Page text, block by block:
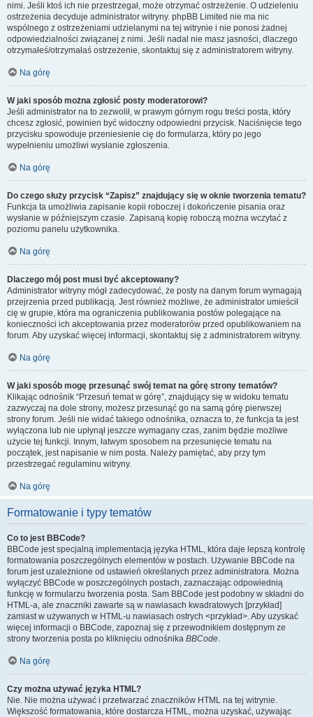
nimi. Jeśli ktoś ich nie przestrzegał, może otrzymać ostrzeżenie. O udzieleniu
ostrzeżenia decyduje administrator witryny. phpBB Limited nie ma nic
wspólnego z ostrzeżeniami udzielanymi na tej witrynie i nie ponosi żadnej
odpowiedzialności związanej z nimi. Jeśli nadal nie masz jasności, dlaczego
otrzymałeś/otrzymałaś ostrzeżenie, skontaktuj się z administratorem witryny.
Na górę
W jaki sposób można zgłosić posty moderatorowi?
Jeśli administrator na to zezwolił, w prawym górnym rogu treści posta, który
chcesz zgłosić, powinien być widoczny odpowiedni przycisk. Naciśnięcie tego
przycisku spowoduje przeniesienie cię do formularza, który po jego
wypełnieniu umożliwi wysłanie zgłoszenia.
Na górę
Do czego służy przycisk “Zapisz” znajdujący się w oknie tworzenia tematu?
Funkcja ta umożliwia zapisanie kopii roboczej i dokończenie pisania oraz
wysłanie w późniejszym czasie. Zapisaną kopię roboczą można wczytać z
poziomu panelu użytkownika.
Na górę
Dlaczego mój post musi być akceptowany?
Administrator witryny mógł zadecydować, że posty na danym forum wymagają
przejrzenia przed publikacją. Jest również możliwe, że administrator umieścił
cię w grupie, która ma ograniczenia publikowania postów polegające na
konieczności ich akceptowania przez moderatorów przed opublikowaniem na
forum. Aby uzyskać więcej informacji, skontaktuj się z administratorem witryny.
Na górę
W jaki sposób mogę przesunąć swój temat na górę strony tematów?
Klikając odnośnik “Przesuń temat w górę”, znajdujący się w widoku tematu
zazwyczaj na dole strony, możesz przesunąć go na samą górę pierwszej
strony forum. Jeśli nie widać takiego odnośnika, oznacza to, że funkcja ta jest
wyłączona lub nie upłynął jeszcze wymagany czas, zanim będzie możliwe
użycie tej funkcji. Innym, łatwym sposobem na przesunięcie tematu na
początek, jest napisanie w nim posta. Należy pamiętać, aby przy tym
przestrzegać regulaminu witryny.
Na górę
Formatowanie i typy tematów
Co to jest BBCode?
BBCode jest specjalną implementacją języka HTML, która daje lepszą kontrolę
formatowania poszczególnych elementów w postach. Używanie BBCode na
forum jest uzależnione od ustawień określanych przez administratora. Można
wyłączyć BBCode w poszczególnych postach, zaznaczając odpowiednią
funkcję w formularzu tworzenia posta. Sam BBCode jest podobny w składni do
HTML-a, ale znaczniki zawarte są w nawiasach kwadratowych [przykład]
zamiast w używanych w HTML-u nawiasach ostrych <przykład>. Aby uzyskać
więcej informacji o BBCode, zapoznaj się z przewodnikiem dostępnym ze
strony tworzenia posta po kliknięciu odnośnika BBCode.
Na górę
Czy można używać języka HTML?
Nie. Nie można używać i przetwarzać znaczników HTML na tej witrynie.
Większość formatowania, które dostarcza HTML, można uzyskać, używając